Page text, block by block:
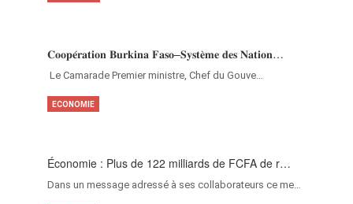
𝐂𝐨𝐨𝐩𝐞́𝐫𝐚𝐭𝐢𝐨𝐧 𝐁𝐮𝐫𝐤𝐢𝐧𝐚 𝐅𝐚𝐬𝐨–𝐒𝐲𝐬𝐭𝐞̀𝐦𝐞 𝐝𝐞𝐬 𝐍𝐚𝐭𝐢𝐨𝐧…
‎Le Camarade Premier ministre, Chef du Gouve…
Économie : Plus de 122 milliards de FCFA de r…
Dans un message adressé à ses collaborateurs ce me…
ECONOMIE